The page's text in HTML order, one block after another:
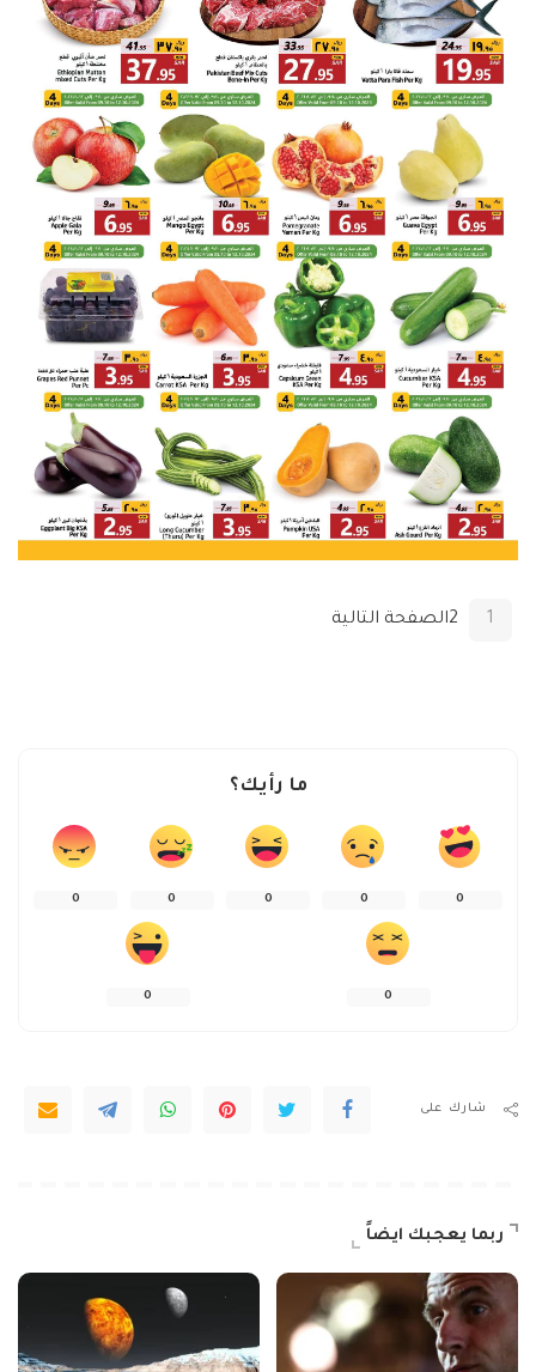
1
2الصفحة التالية
ما رأيك؟
0
0
0
0
0
0
0
شارك على
ربما يعجبك ايضاً